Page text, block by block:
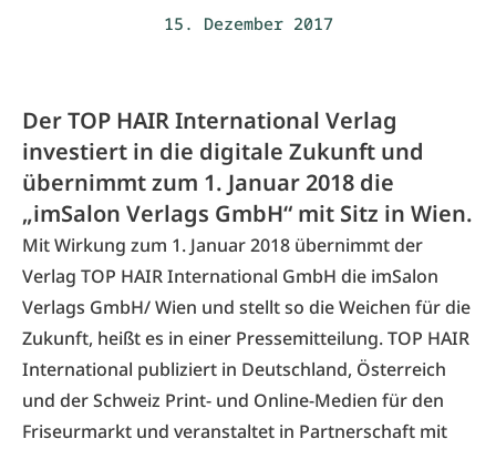
15. Dezember 2017
Der TOP HAIR International Verlag
investiert in die digitale Zukunft und
übernimmt zum 1. Januar 2018 die
„imSalon Verlags GmbH“ mit Sitz in Wien.
Mit Wirkung zum 1. Januar 2018 übernimmt der
Verlag TOP HAIR International GmbH die imSalon
Verlags GmbH/ Wien und stellt so die Weichen für die
Zukunft, heißt es in einer Pressemitteilung. TOP HAIR
International publiziert in Deutschland, Österreich
und der Schweiz Print- und Online-Medien für den
Friseurmarkt und veranstaltet in Partnerschaft mit